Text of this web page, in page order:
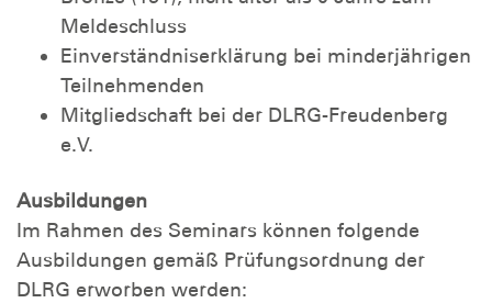
Meldeschluss
Einverständniserklärung bei minderjährigen
Teilnehmenden
Mitgliedschaft bei der DLRG-Freudenberg
e.V.
Ausbildungen
Im Rahmen des Seminars können folgende
Ausbildungen gemäß Prüfungsordnung der
DLRG erworben werden: